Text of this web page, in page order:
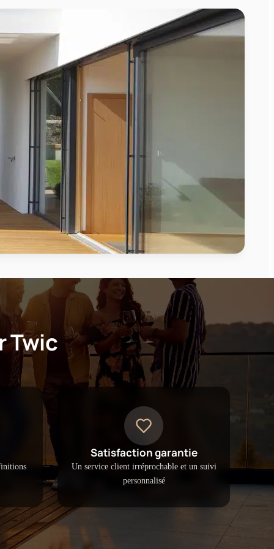
Twic
Satisfaction garantie
Un service client irréprochable et un suivi
personnalisé